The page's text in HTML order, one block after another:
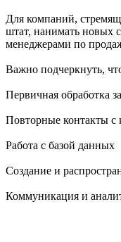
Для компаний,
штат, нанимать новых
менеджерами по
Важно подчеркнуть,
Первичная обработка
Повторные контакты с
Работа с базой данных
Создание и
Коммуникация и